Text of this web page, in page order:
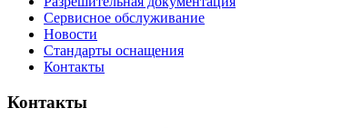
Сервисное обслуживание
Новости
Стандарты оснащения
Контакты
Контакты